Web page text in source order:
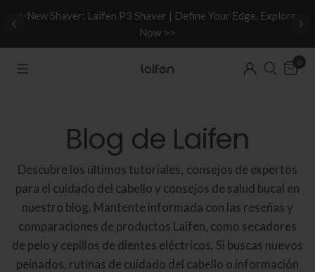
✨New Shaver: Laifen P3 Shaver | Define Your Edge. Explore
Now >>
0
Blog de Laifen
Descubre los últimos tutoriales, consejos de expertos
para el cuidado del cabello y consejos de salud bucal en
nuestro blog. Mantente informada con las reseñas y
comparaciones de productos Laifen, como secadores
de pelo y cepillos de dientes eléctricos. Si buscas nuevos
peinados, rutinas de cuidado del cabello o información